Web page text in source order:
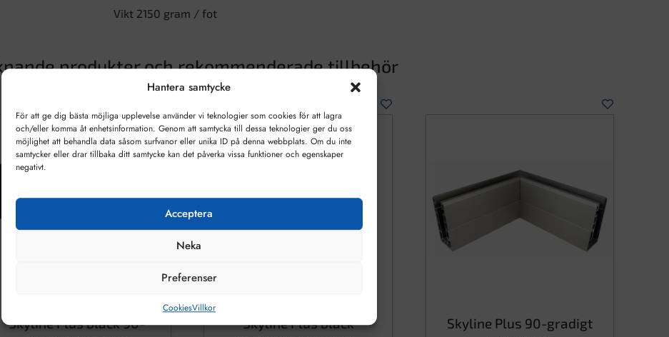
Hantera samtycke
För att ge dig bästa möjliga upplevelse använder vi teknologier som cookies för att lagra
och/eller komma åt enhetsinformation. Genom att samtycka till dessa teknologier ger du oss
möjlighet att behandla data såsom surfvanor eller unika ID på denna webbplats. Om du inte
samtycker eller drar tillbaka ditt samtycke kan det påverka vissa funktioner och egenskaper
negativt.
Acceptera
Neka
Preferenser
CookiesVillkor
Vikt 2150 gram / fot
produkter och rekommenderade tillbehör
Skyline Plus black 90-
Skyline Plus black
Skyline Plus 90-gradigt